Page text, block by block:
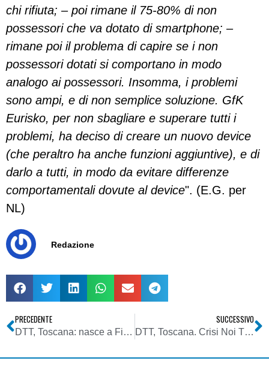
chi rifiuta; – poi rimane il 75-80% di non
possessori che va dotato di smartphone; –
rimane poi il problema di capire se i non
possessori dotati si comportano in modo
analogo ai possessori. Insomma, i problemi
sono ampi, e di non semplice soluzione. GfK
Eurisko, per non sbagliare e superare tutti i
problemi, ha deciso di creare un nuovo device
(che peraltro ha anche funzioni aggiuntive), e di
darlo a tutti, in modo da evitare differenze
comportamentali dovute al device". (E.G. per
NL)
Redazione
PRECEDENTE
DTT, Toscana: nasce a Firenze dal gruppo Poli il Canale 192 Gastone Nencini, interamente dedicato al ciclismo
SUCCESSIVO
DTT, Toscana. Crisi Noi Tv: nessuna cassa integrazione, solo trattative per ora